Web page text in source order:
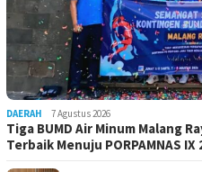
DAERAH 7 Agustus 2026
Tiga BUMD Air Minum Malang
Terbaik Menuju PORPAMNAS IX